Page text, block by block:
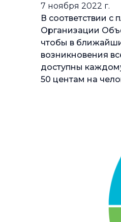
7 ноября 2022 г.
В соответствии
Организации
чтобы в
возникновения
доступны
50 центам на